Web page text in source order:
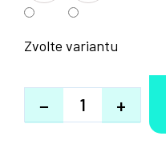
Zvolte variantu
+
−